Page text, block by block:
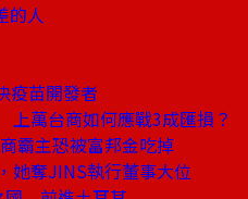
的人
疫苗開發者
萬台商如何應戰3成匯損？
霸主恐被富邦金吃掉
她奪JINS執行董事大位